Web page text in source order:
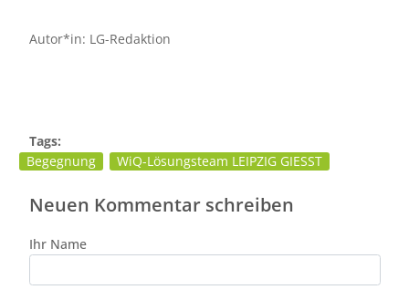
Autor*in: LG-Redaktion
Tags:
Begegnung
WiQ-Lösungsteam LEIPZIG GIESST
Neuen Kommentar schreiben
Ihr Name